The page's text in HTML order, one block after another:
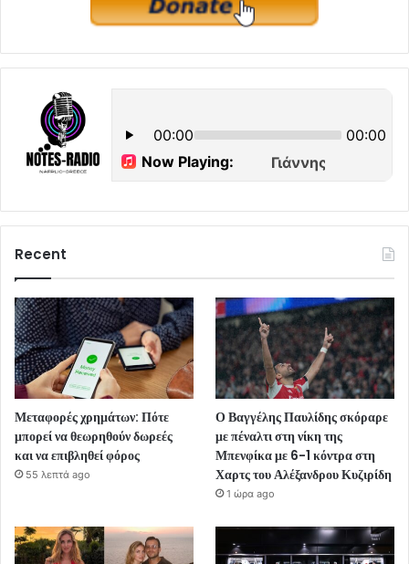
Recent
Μεταφορές χρημάτων: Πότε
μπορεί να θεωρηθούν δωρεές
και να επιβληθεί φόρος
55 λεπτά ago
Ο Βαγγέλης Παυλίδης σκόραρε
με πέναλτι στη νίκη της
Μπενφίκα με 6-1 κόντρα στη
Χαρτς του Αλέξανδρου Κυζιρίδη
1 ώρα ago